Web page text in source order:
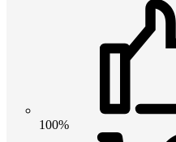
100%